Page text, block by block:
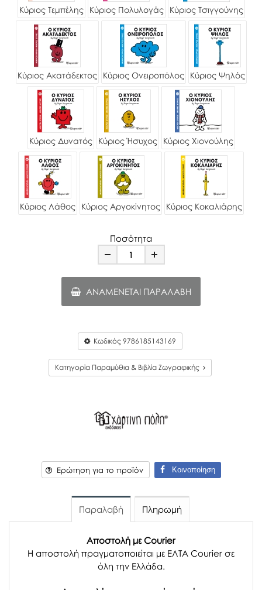
Κύριος Τεμπέλης Κύριος Πολυλογάς Κύριος Τσιγγούνης
Κύριος Ακατάδεκτος Κύριος Ονειροπόλος Κύριος Ψηλός
Κύριος Δυνατός Κύριος Ήσυχος Κύριος Χιονούλης
Κύριος Λάθος Κύριος Αργοκίνητος Κύριος Κοκαλιάρης
Ποσότητα
Minus Plus
ΑΝΑΜΈΝΕΤΑΙ ΠΑΡΑΛΑΒΉ
Κωδικός 9786185143169
Κατηγορία Παραμύθια & Βιβλία Ζωγραφικής
Ερώτηση για το προϊόν Κοινοποίηση
Παραλαβή Πληρωμή
Αποστολή με Courier
Η αποστολή πραγματοποιείται με ΕΛΤΑ Courier σε
όλη την Ελλάδα.